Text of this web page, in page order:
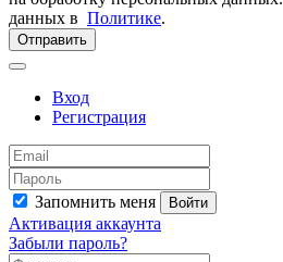
данных в Политике.
Отправить
Вход
Регистрация
Запомнить меня Войти
Активация аккаунта
Забыли пароль?